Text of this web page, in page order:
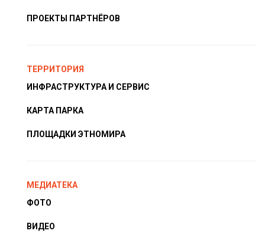
ПРОЕКТЫ ПАРТНЁРОВ
ТЕРРИТОРИЯ
ИНФРАСТРУКТУРА И СЕРВИС
КАРТА ПАРКА
ПЛОЩАДКИ ЭТНОМИРА
МЕДИАТЕКА
ФОТО
ВИДЕО